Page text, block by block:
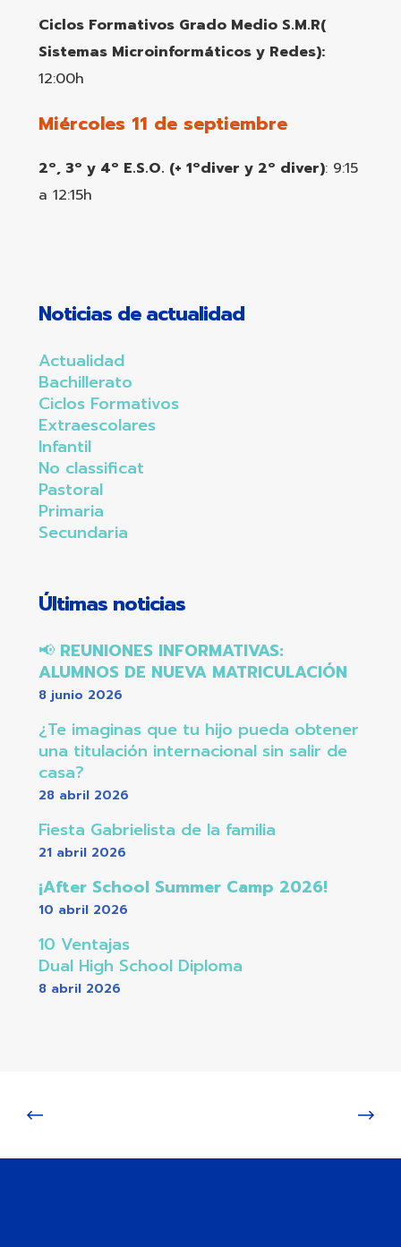
Ciclos Formativos Grado Medio S.M.R(
Sistemas Microinformáticos y Redes):
12:00h
Miércoles 11 de septiembre
2º, 3º y 4º E.S.O. (+ 1ºdiver y 2º diver): 9:15
a 12:15h
Noticias de actualidad
Actualidad
Bachillerato
Ciclos Formativos
Extraescolares
Infantil
No classificat
Pastoral
Primaria
Secundaria
Últimas noticias
📢 REUNIONES INFORMATIVAS:
ALUMNOS DE NUEVA MATRICULACIÓN
8 junio 2026
¿Te imaginas que tu hijo pueda obtener
una titulación internacional sin salir de
casa?
28 abril 2026
Fiesta Gabrielista de la familia
21 abril 2026
¡After School Summer Camp 2026!
10 abril 2026
10 Ventajas
Dual High School Diploma
8 abril 2026